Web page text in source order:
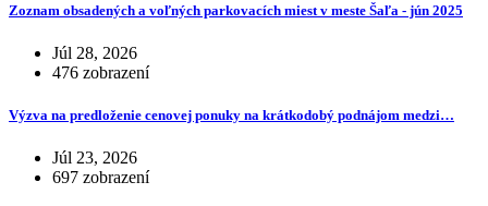
Zoznam obsadených a voľných parkovacích miest v meste Šaľa - jún 2025
Júl 28, 2026
476 zobrazení
Výzva na predloženie cenovej ponuky na krátkodobý podnájom medzi…
Júl 23, 2026
697 zobrazení